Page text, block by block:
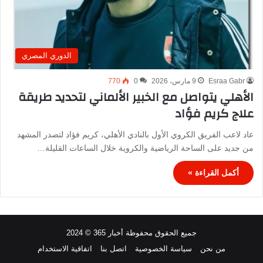
الدوري المصري
Esraa Gabr 9 مارس، 2026 0
770
الأهلي يتواصل مع الخبير الألماني لتحديد طريقة
علاج كريم فؤاد
عاد لاعب الفريق الكروي الأول بالنادي الأهلي، كريم فؤاد لتصدر المشهد
من جديد على الساحة الرياضية والكروية خلال الساعات القليلة…
أكمل القراءة »
جميع الحقوق محفوظة أخبار 365 © 2024
من نحن
سياسة الخصوصية اتصل بنا اتفاقية الاستخدام